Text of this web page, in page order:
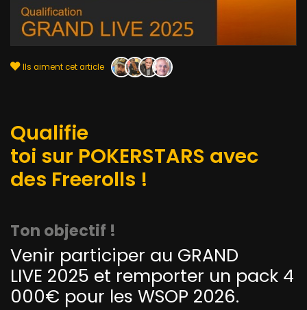
Ils aiment cet article
Qualifie
toi sur POKERSTARS avec
des Freerolls !
Ton objectif !
Venir participer au GRAND
LIVE 2025 et remporter un pack 4
000€ pour les WSOP 2026.